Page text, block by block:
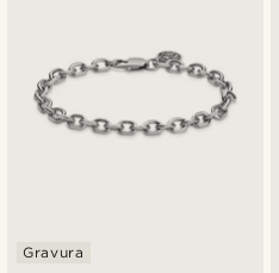
Gravura